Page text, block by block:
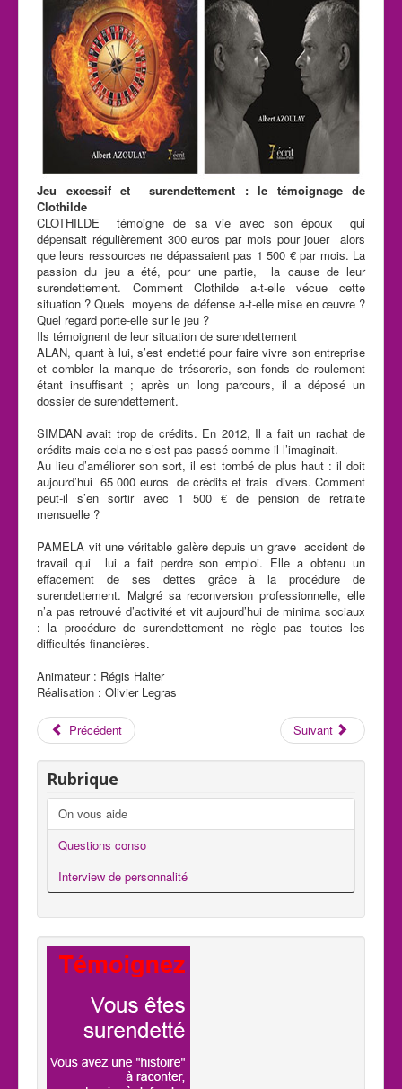
Jeu excessif et surendettement : le témoignage de
Clothilde
CLOTHILDE témoigne de sa vie avec son époux qui
dépensait régulièrement 300 euros par mois pour jouer alors
que leurs ressources ne dépassaient pas 1 500 € par mois. La
passion du jeu a été, pour une partie, la cause de leur
surendettement. Comment Clothilde a-t-elle vécue cette
situation ? Quels moyens de défense a-t-elle mise en œuvre ?
Quel regard porte-elle sur le jeu ?
Ils témoignent de leur situation de surendettement
ALAN, quant à lui, s’est endetté pour faire vivre son entreprise
et combler la manque de trésorerie, son fonds de roulement
étant insuffisant ; après un long parcours, il a déposé un
dossier de surendettement.
SIMDAN avait trop de crédits. En 2012, Il a fait un rachat de
crédits mais cela ne s’est pas passé comme il l’imaginait.
Au lieu d’améliorer son sort, il est tombé de plus haut : il doit
aujourd’hui 65 000 euros de crédits et frais divers. Comment
peut-il s’en sortir avec 1 500 € de pension de retraite
mensuelle ?
PAMELA vit une véritable galère depuis un grave accident de
travail qui lui a fait perdre son emploi. Elle a obtenu un
effacement de ses dettes grâce à la procédure de
surendettement. Malgré sa reconversion professionnelle, elle
n’a pas retrouvé d’activité et vit aujourd’hui de minima sociaux
: la procédure de surendettement ne règle pas toutes les
difficultés financières.
Animateur : Régis Halter
Réalisation : Olivier Legras
Précédent Suivant
Rubrique
On vous aide
Questions conso
Interview de personnalité